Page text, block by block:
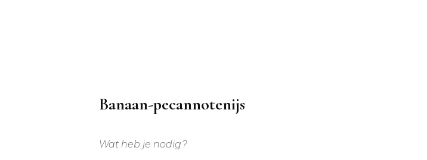
Banaan-pecannotenijs
Wat heb je nodig?